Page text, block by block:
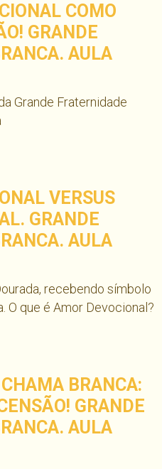
COMO
GRANDE
AULA
Grande Fraternidade
VERSUS
GRANDE
AULA
recebendo símbolo
O que é Amor Devocional?
BRANCA:
GRANDE
AULA